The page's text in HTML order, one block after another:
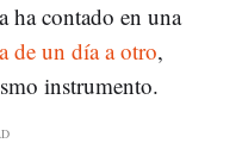
ha contado en una
de un día a otro,
instrumento.